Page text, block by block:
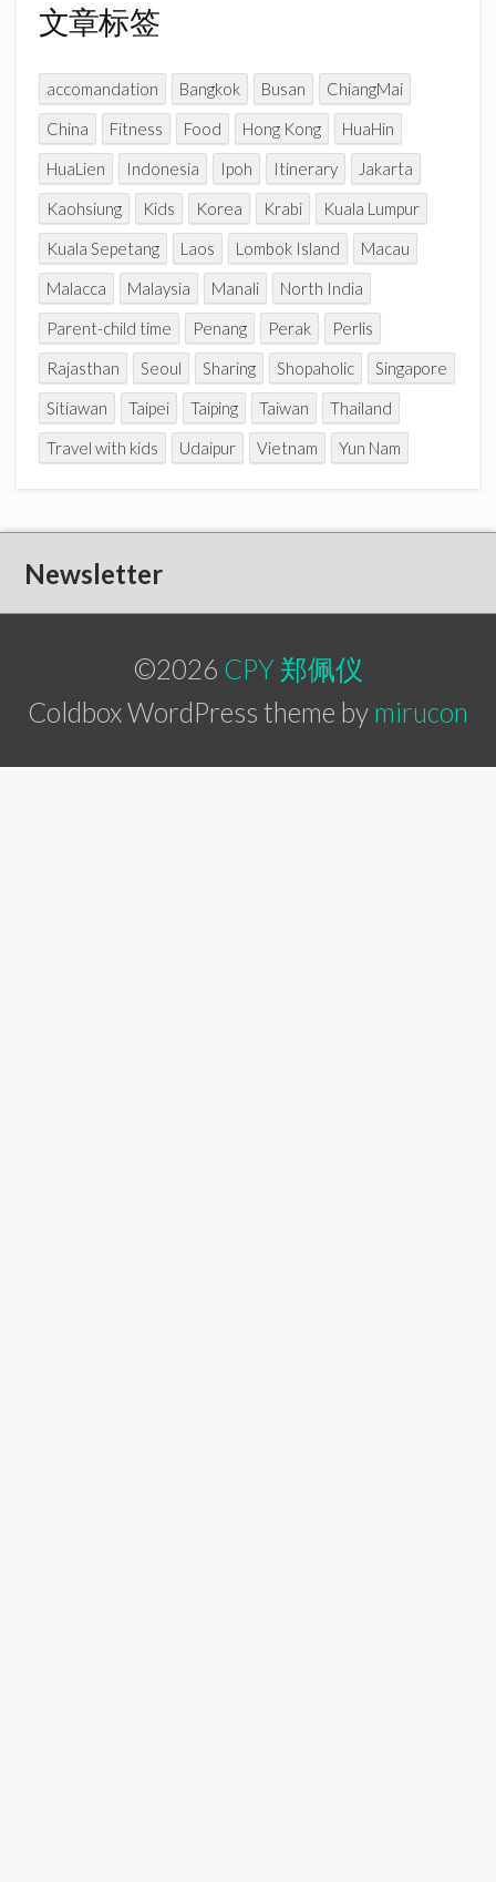
n
类
文章标签
accomandation Bangkok Busan
ChiangMai
China
Fitness Food Hong Kong
HuaHin
HuaLien
Indonesia Ipoh Itinerary
Jakarta
Kaohsiung
Kids Korea Krabi
Kuala Lumpur
Kuala Sepetang
Laos Lombok Island
Macau
Malacca
Malaysia Manali
North India
Parent-child time
Penang Perak
Perlis
Rajasthan
Seoul Sharing Shopaholic
Singapore
Sitiawan
Taipei Taiping Taiwan
Thailand
Travel with kids
Udaipur Vietnam Yun Nam
Newsletter
©2026 CPY 郑佩仪
Coldbox WordPress theme by mirucon